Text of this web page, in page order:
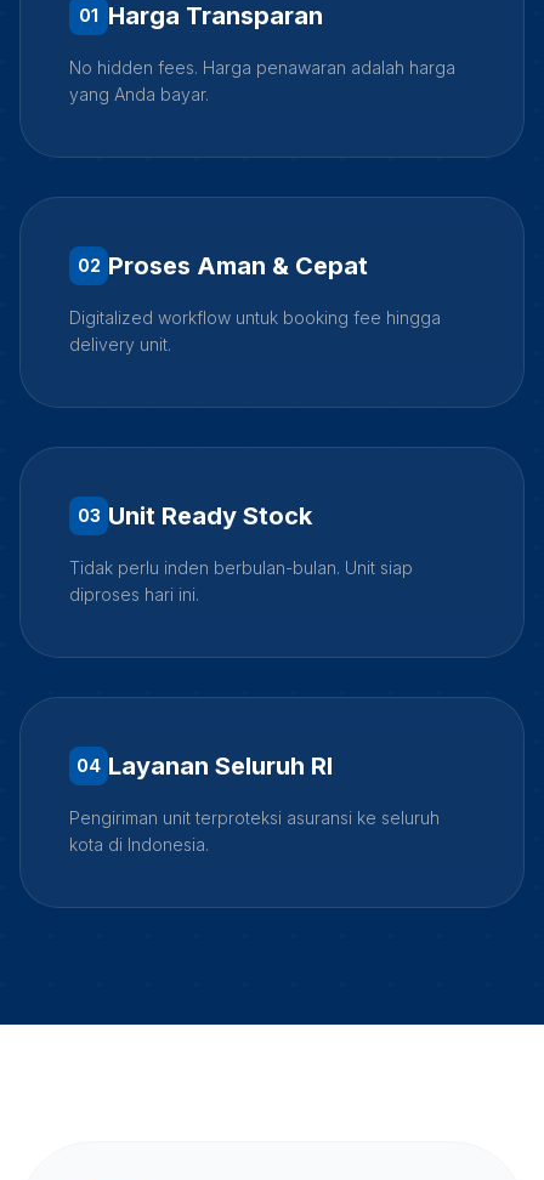
01 Harga Transparan
No hidden fees. Harga penawaran adalah harga
yang Anda bayar.
02 Proses Aman & Cepat
Digitalized workflow untuk booking fee hingga
delivery unit.
03 Unit Ready Stock
Tidak perlu inden berbulan-bulan. Unit siap
diproses hari ini.
04 Layanan Seluruh RI
Pengiriman unit terproteksi asuransi ke seluruh
kota di Indonesia.